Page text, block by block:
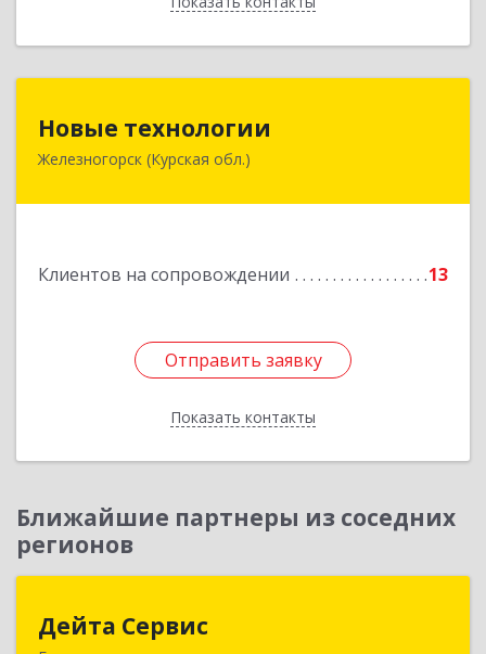
Новые технологии
Железногорск (Курская обл.)
Клиентов на сопровождении 13
Отправить заявку
Показать контакты
307170, Курская обл, Железногорский р-н,
Подробнее
Отправить заявку
Назад
Ближайшие партнеры из соседних
регионов
Дейта Сервис